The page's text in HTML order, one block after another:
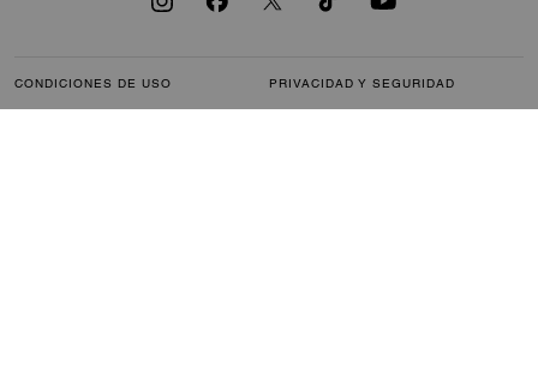
CONDICIONES DE USO PRIVACIDAD Y SEGURIDAD